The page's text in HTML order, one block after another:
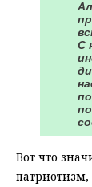
С
Вот что
патриотизм,